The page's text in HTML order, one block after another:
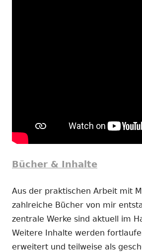
Bücher & Inhalte
Aus der praktischen Arbeit mit
zahlreiche Bücher von mir
zentrale Werke sind aktuell im
Weitere Inhalte werden
erweitert und teilweise als